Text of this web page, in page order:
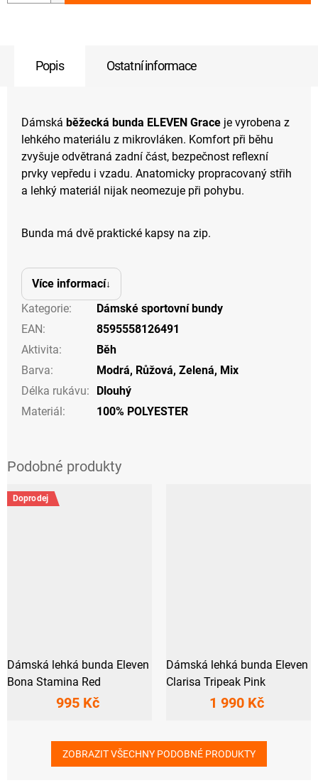
Popis Ostatní informace
Dámská běžecká bunda ELEVEN Grace je vyrobena z
lehkého materiálu z mikrovláken. Komfort při běhu
zvyšuje odvětraná zadní část, bezpečnost reflexní
prvky vepředu i vzadu. Anatomicky propracovaný střih
a lehký materiál nijak neomezuje při pohybu.
Bunda má dvě praktické kapsy na zip.
Více informací
Kategorie:
Dámské sportovní bundy
EAN:
8595558126491
Aktivita:
Běh
Barva: Modrá, Růžová, Zelená, Mix
Délka rukávu:
Dlouhý
Materiál: 100% POLYESTER
Doprodej
Dámská lehká bunda Eleven
Bona Stamina Red
995 Kč
Dámská lehká bunda Eleven
Clarisa Tripeak Pink
1 990 Kč
ZOBRAZIT VŠECHNY PODOBNÉ PRODUKTY